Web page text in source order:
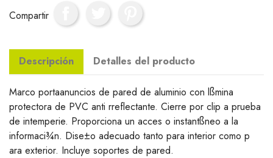
Compartir
Descripción Detalles del producto
Marco portaanuncios de pared de aluminio con lßmina
protectora de PVC anti rreflectante. Cierre por clip a prueba
de intemperie. Proporciona un acces o instantßneo a la
informaci¾n. Dise±o adecuado tanto para interior como p
ara exterior. Incluye soportes de pared.